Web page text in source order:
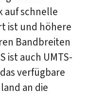
auf schnelle
ist und höhere
Bandbreiten
ist auch UMTS-
verfügbare
an die